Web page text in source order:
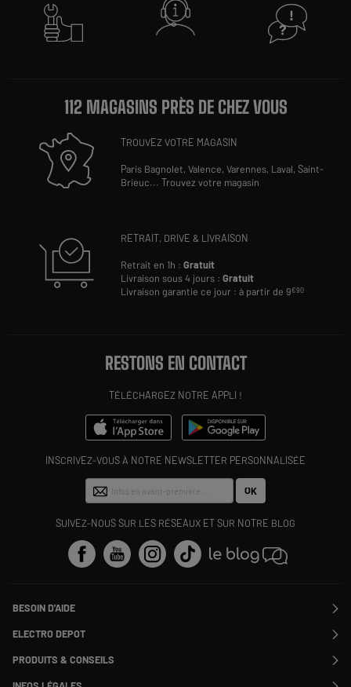
112 MAGASINS PRÈS DE CHEZ VOUS
TROUVEZ VOTRE MAGASIN
Paris Bagnolet,Valence,Varennes, Laval,Saint-
Brieuc...Trouvez votre magasin
RETRAIT, DRIVE & LIVRAISON
Retrait en 1h :Gratuit
Livraison sous 4 jours :Gratuit
Livraison garantie ce jour : à partir de 9€90
RESTONS EN CONTACT
TÉLÉCHARGEZ NOTRE APPLI !
INSCRIVEZ-VOUS À NOTRE NEWSLETTER PERSONNALISÉE
OK
SUIVEZ-NOUS SUR LES RÉSEAUX ET SUR NOTRE BLOG
BESOIN D'AIDE
Contactez-nous
Suivre ma commande
Modifier ou annuler ma commande
SAV
Payer en plusieurs fois
ELECTRO DEPOT
PRODUITS & CONSEILS
Nos marques